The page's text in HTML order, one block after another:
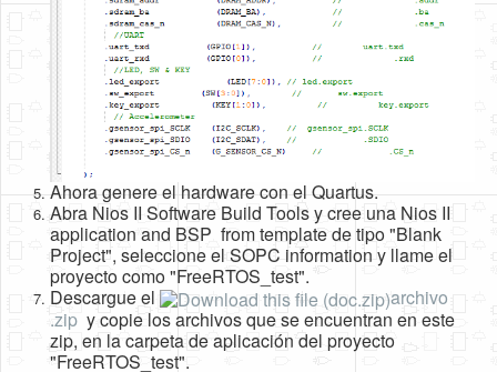
Ahora genere el hardware con el Quartus.
Abra Nios II Software Build Tools y cree una Nios II
application and BSP from template de tipo "Blank
Project", seleccione el SOPC information y llame el
proyecto como "FreeRTOS_test".
Descargue el
archivo
.zip y copie los archivos que se encuentran en este
zip, en la carpeta de aplicación del proyecto
"FreeRTOS_test".